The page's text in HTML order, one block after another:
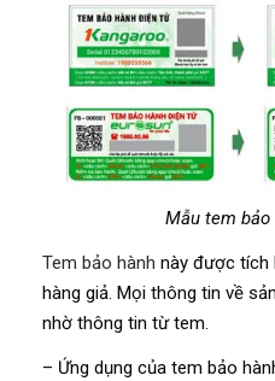
Mẫu tem
Tem bảo hành này được tích
hàng giả. Mọi thông tin về
nhờ thông tin từ tem.
– Ứng dụng của tem bảo